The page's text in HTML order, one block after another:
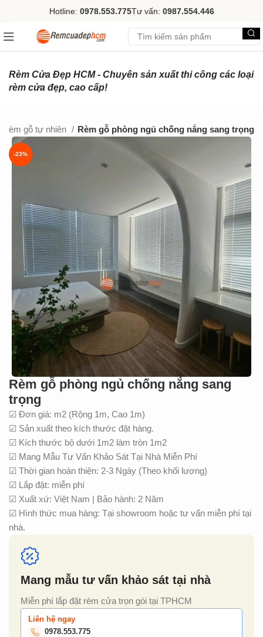
Hotline: 0978.553.775Tư vấn: 0987.554.446
Rèm Cửa Đẹp HCM - Chuyên sản xuất thi công các loại
rèm cửa đẹp, cao cấp!
Rèm gỗ tự nhiên Rèm gỗ phòng ngủ chống nắng sang trọng
-23%
Rèm gỗ phòng ngủ chống nắng sang
trọng
☑ Đơn giá: m2 (Rộng 1m, Cao 1m)
☑ Sản xuất theo kích thước đặt hàng.
☑ Kích thước bộ dưới 1m2 làm tròn 1m2
☑ Mang Mẫu Tư Vấn Khảo Sát Tại Nhà Miễn Phí
☑ Thời gian hoàn thiện: 2-3 Ngày (Theo khối lượng)
☑ Lắp đặt: miễn phí
☑ Xuất xứ: Việt Nam | Bảo hành: 2 Năm
☑ Hình thức mua hàng: Tại showroom hoặc tư vấn miễn phí tại
nhà.
Mang mẫu tư vấn khảo sát tại nhà
Miễn phí lắp đặt rèm cửa trọn gói tại TPHCM
Liên hệ ngay
0978.553.775